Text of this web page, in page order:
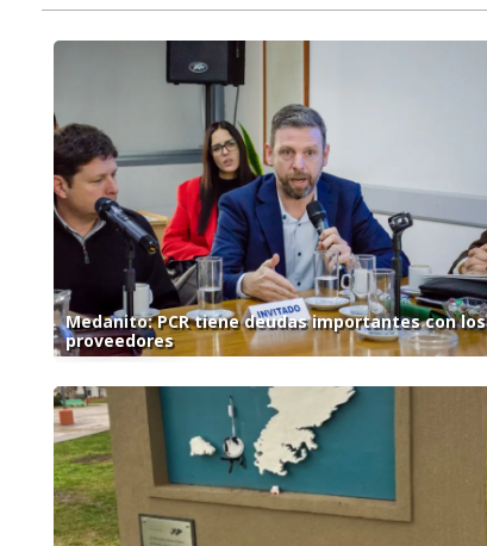
Medanito: PCR tiene deudas importantes con los
proveedores